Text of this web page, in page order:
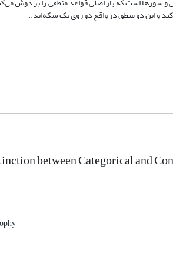
و این دو منطق در واقع دو روی یک سکه‌اند..
between Categorical and